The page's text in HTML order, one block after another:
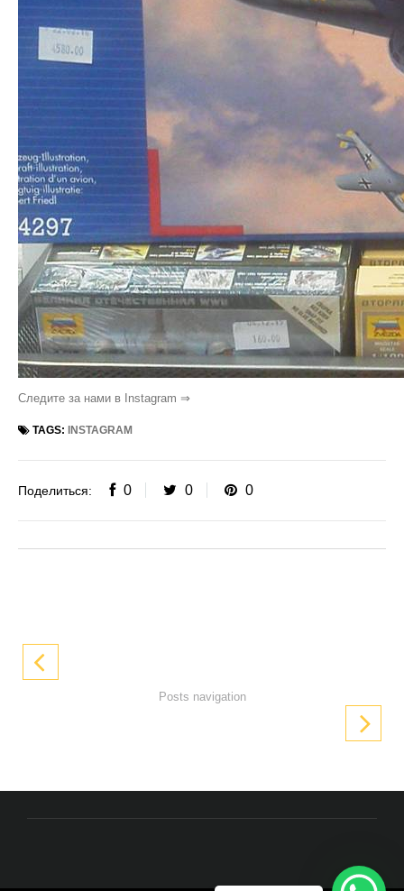
Следите за нами в Instagram ⇒
TAGS: INSTAGRAM
Поделиться: 0 0 0
Posts navigation